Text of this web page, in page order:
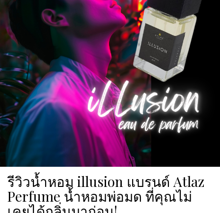
รีวิวน้ำหอม illusion แบรนด์ Atlaz
Perfume น้ำหอมพ่อมด ที่คุณไม่